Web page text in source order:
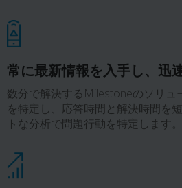
常に最新情報を入手し、迅
数分で解決するMilestoneのソリュ
を特定し、応答時間と解決時間を
トな分析で問題行動を特定します。